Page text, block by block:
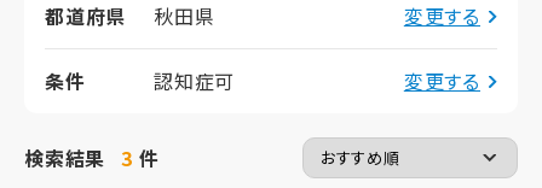
都道府県 秋田県 変更する
条件 認知症可 変更する
検索結果 3 件